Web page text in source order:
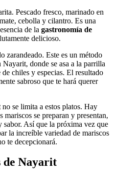
Pescado fresco, marinado en
cebolla y cilantro. Es una
de la gastronomía de
delicioso.
zarandeado. Este es un método
donde se asa a la parrilla
de chiles y especias. El resultado
sabroso que te hará querer
no se limita a estos platos. Hay
se preparan y presentan,
sabor. Así que la próxima vez que
la increíble variedad de mariscos
te decepcionará.
de Nayarit